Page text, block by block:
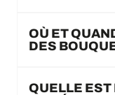
OÙ ET
DES
QUELLE EST